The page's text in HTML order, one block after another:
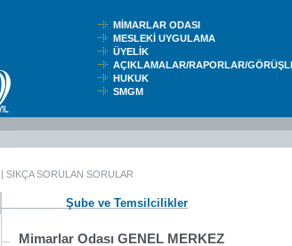
MİMARLAR ODASI
MESLEKİ UYGULAMA
ÜYELİK
AÇIKLAMALAR/RAPORLAR/
HUKUK
SMGM
| SIKÇA SORULAN SORULAR
Şube ve Temsilcilikler
Mimarlar Odası GENEL MERKEZ